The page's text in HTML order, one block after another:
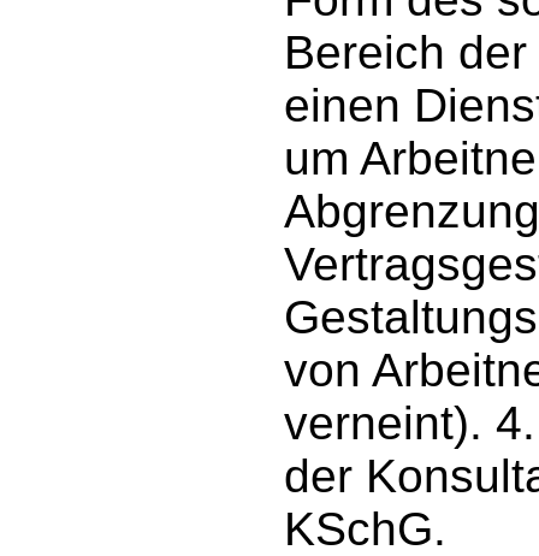
Bereich
einen
um
von
verneint).
der
KSchG.